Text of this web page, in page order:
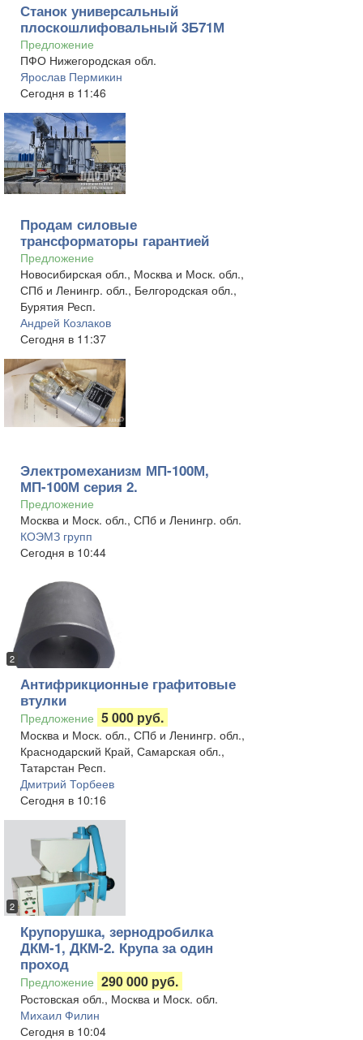
Станок универсальный
плоскошлифовальный 3Б71М
Предложение
ПФО Нижегородская обл.
Ярослав Пермикин
Сегодня в 11:46
Продам силовые
трансформаторы гарантией
Предложение
Новосибирская обл., Москва и Моск. обл.,
СПб и Ленингр. обл., Белгородская обл.,
Бурятия Респ.
Андрей Козлаков
Сегодня в 11:37
Электромеханизм МП-100М,
МП-100М серия 2.
Предложение
Москва и Моск. обл., СПб и Ленингр. обл.
КОЭМЗ групп
Сегодня в 10:44
2
Антифрикционные графитовые
втулки
Предложение 5 000 руб.
Москва и Моск. обл., СПб и Ленингр. обл.,
Краснодарский Край, Самарская обл.,
Татарстан Респ.
Дмитрий Торбеев
Сегодня в 10:16
2
Крупорушка, зернодробилка
ДКМ-1, ДКМ-2. Крупа за один
проход
Предложение 290 000 руб.
Ростовская обл., Москва и Моск. обл.
Михаил Филин
Сегодня в 10:04